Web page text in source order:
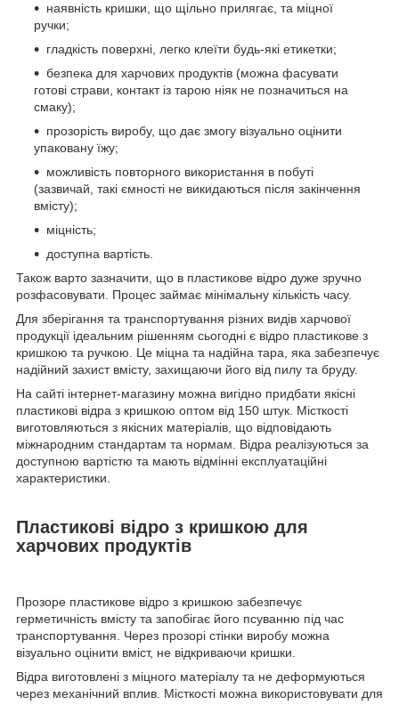
наявність кришки, що щільно прилягає, та міцної
ручки;
гладкість поверхні, легко клеїти будь-які етикетки;
безпека для харчових продуктів (можна фасувати
готові страви, контакт із тарою ніяк не позначиться на
смаку);
прозорість виробу, що дає змогу візуально оцінити
упаковану їжу;
можливість повторного використання в побуті
(зазвичай, такі ємності не викидаються після закінчення
вмісту);
міцність;
доступна вартість.
Також варто зазначити, що в пластикове відро дуже зручно
розфасовувати. Процес займає мінімальну кількість часу.
Для зберігання та транспортування різних видів харчової
продукції ідеальним рішенням сьогодні є відро пластикове з
кришкою та ручкою. Це міцна та надійна тара, яка забезпечує
надійний захист вмісту, захищаючи його від пилу та бруду.
На сайті інтернет-магазину можна вигідно придбати якісні
пластикові відра з кришкою оптом від 150 штук. Місткості
виготовляються з якісних матеріалів, що відповідають
міжнародним стандартам та нормам. Відра реалізуються за
доступною вартістю та мають відмінні експлуатаційні
характеристики.
Пластикові відро з кришкою для
харчових продуктів
Прозоре пластикове відро з кришкою забезпечує
герметичність вмісту та запобігає його псуванню під час
транспортування. Через прозорі стінки виробу можна
візуально оцінити вміст, не відкриваючи кришки.
Відра виготовлені з міцного матеріалу та не деформуються
через механічний вплив. Місткості можна використовувати для